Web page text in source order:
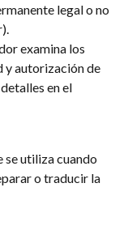
legal o no
examina los
y autorización de
en el
se utiliza cuando
o traducir la